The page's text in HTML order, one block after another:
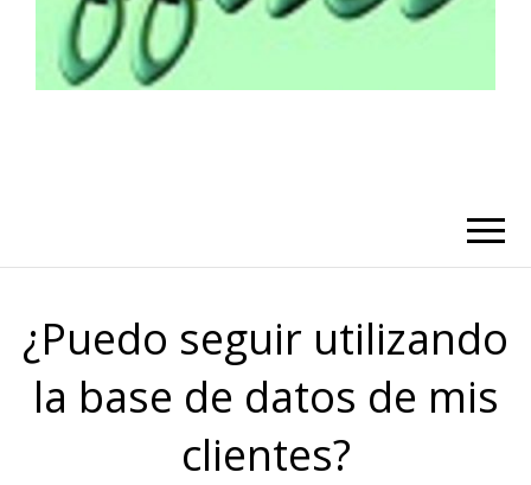
¿Puedo seguir utilizando
la base de datos de mis
clientes?